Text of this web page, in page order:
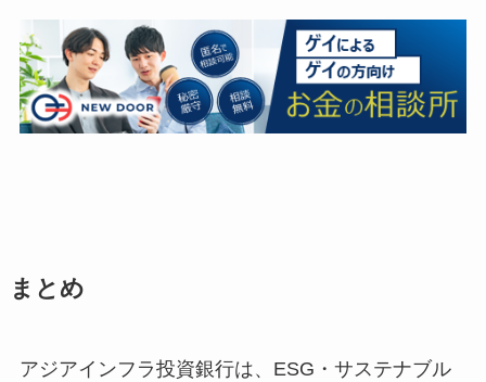
まとめ
アジアインフラ投資銀行は、ESG・サステナブル